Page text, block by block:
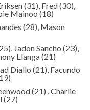
(31), Fred (30),
Mainoo (18)
(28), Mason
Jadon Sancho (23),
Elanga (21)
Diallo (21), Facundo
(21) , Charlie
(27)